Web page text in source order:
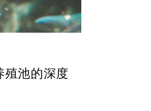
殖池的深度